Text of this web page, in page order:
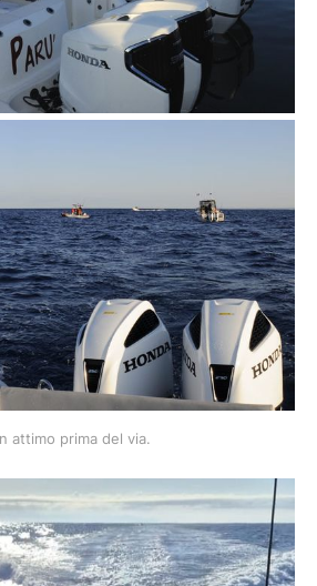
attimo prima del via.